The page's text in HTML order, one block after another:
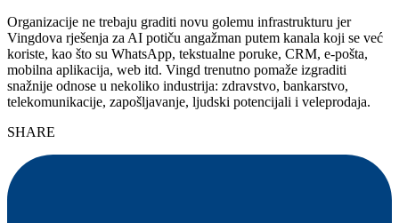
Organizacije ne trebaju graditi novu golemu infrastrukturu jer
Vingdova rješenja za AI potiču angažman putem kanala koji se već
koriste, kao što su WhatsApp, tekstualne poruke, CRM, e-pošta,
mobilna aplikacija, web itd. Vingd trenutno pomaže izgraditi
snažnije odnose u nekoliko industrija: zdravstvo, bankarstvo,
telekomunikacije, zapošljavanje, ljudski potencijali i veleprodaja.
SHARE